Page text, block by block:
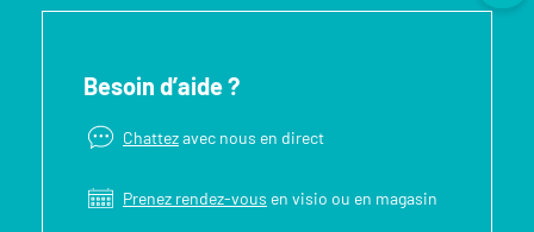
Besoin d’aide ?
Chattezavec nous en direct
Prenez rendez-vous en visio ou en magasin